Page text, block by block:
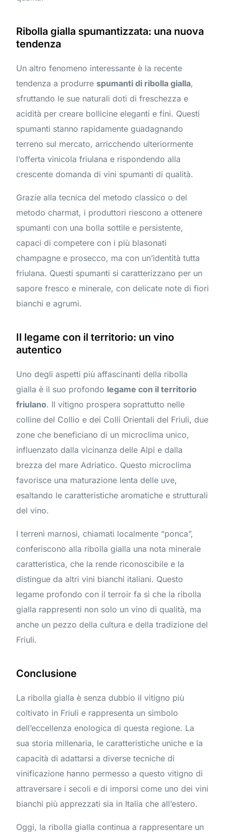
Ribolla gialla spumantizzata: una nuova
tendenza
Un altro fenomeno interessante è la recente
tendenza a produrre spumanti di ribolla gialla,
sfruttando le sue naturali doti di freschezza e
acidità per creare bollicine eleganti e fini. Questi
spumanti stanno rapidamente guadagnando
terreno sul mercato, arricchendo ulteriormente
l’offerta vinicola friulana e rispondendo alla
crescente domanda di vini spumanti di qualità.
Grazie alla tecnica del metodo classico o del
metodo charmat, i produttori riescono a ottenere
spumanti con una bolla sottile e persistente,
capaci di competere con i più blasonati
champagne e prosecco, ma con un’identità tutta
friulana. Questi spumanti si caratterizzano per un
sapore fresco e minerale, con delicate note di fiori
bianchi e agrumi.
Il legame con il territorio: un vino
autentico
Uno degli aspetti più affascinanti della ribolla
gialla è il suo profondo legame con il territorio
friulano. Il vitigno prospera soprattutto nelle
colline del Collio e dei Colli Orientali del Friuli, due
zone che beneficiano di un microclima unico,
influenzato dalla vicinanza delle Alpi e dalla
brezza del mare Adriatico. Questo microclima
favorisce una maturazione lenta delle uve,
esaltando le caratteristiche aromatiche e strutturali
del vino.
I terreni marnosi, chiamati localmente “ponca”,
conferiscono alla ribolla gialla una nota minerale
caratteristica, che la rende riconoscibile e la
distingue da altri vini bianchi italiani. Questo
legame profondo con il terroir fa sì che la ribolla
gialla rappresenti non solo un vino di qualità, ma
anche un pezzo della cultura e della tradizione del
Friuli.
Conclusione
La ribolla gialla è senza dubbio il vitigno più
coltivato in Friuli e rappresenta un simbolo
dell’eccellenza enologica di questa regione. La
sua storia millenaria, le caratteristiche uniche e la
capacità di adattarsi a diverse tecniche di
vinificazione hanno permesso a questo vitigno di
attraversare i secoli e di imporsi come uno dei vini
bianchi più apprezzati sia in Italia che all’estero.
Oggi, la ribolla gialla continua a rappresentare un